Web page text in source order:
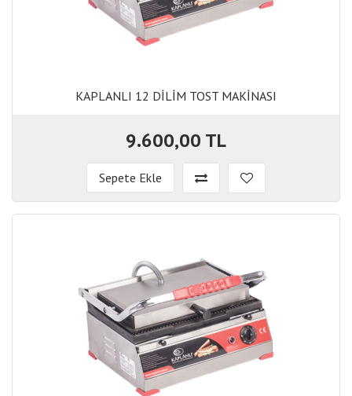
KAPLANLI 12 DİLİM TOST MAKİNASI
9.600,00 TL
Sepete Ekle